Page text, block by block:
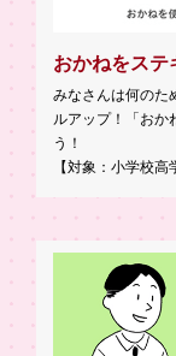
おかねをス
みなさんは何のた
ルアップ！「おか
う！
【対象：小学校高